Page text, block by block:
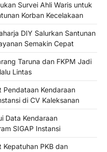
Survei Ahli Waris untuk
Korban Kecelakaan
DIY Salurkan Santunan
Semakin Cepat
Taruna dan FKPM Jadi
Lintas
Pendataan Kendaraan
di CV Kaleksanan
Data Kendaraan
SIGAP Instansi
Kepatuhan PKB dan